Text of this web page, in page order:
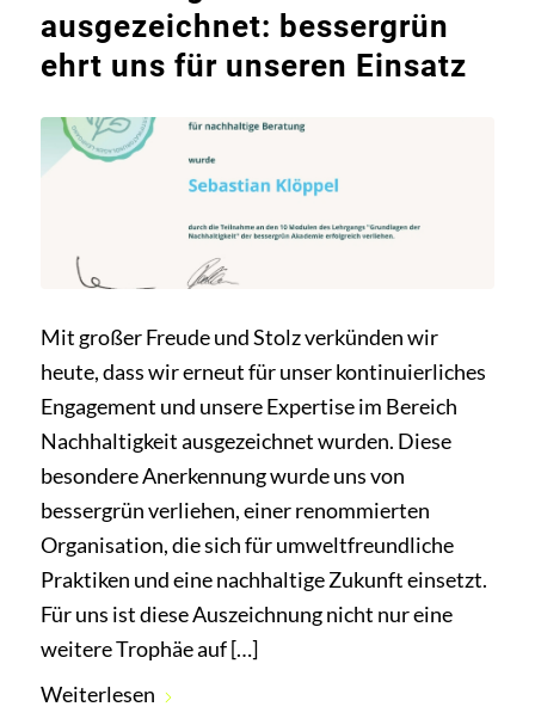
ausgezeichnet: bessergrün
ehrt uns für unseren Einsatz
Mit großer Freude und Stolz verkünden wir
heute, dass wir erneut für unser kontinuierliches
Engagement und unsere Expertise im Bereich
Nachhaltigkeit ausgezeichnet wurden. Diese
besondere Anerkennung wurde uns von
bessergrün verliehen, einer renommierten
Organisation, die sich für umweltfreundliche
Praktiken und eine nachhaltige Zukunft einsetzt.
Für uns ist diese Auszeichnung nicht nur eine
weitere Trophäe auf […]
Weiterlesen